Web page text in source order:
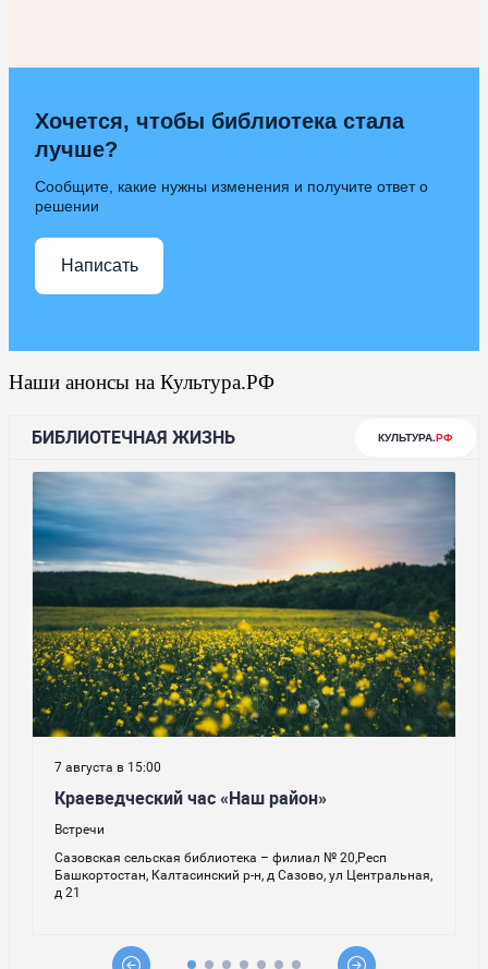
Хочется, чтобы библиотека стала
лучше?
Сообщите, какие нужны изменения и получите ответ о
решении
Написать
Наши анонсы на Культура.РФ